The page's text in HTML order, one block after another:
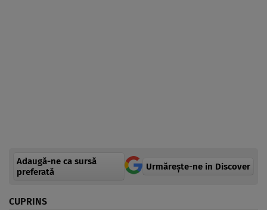
Adaugă-ne ca sursă
preferată
Urmărește-ne in Discover
CUPRINS